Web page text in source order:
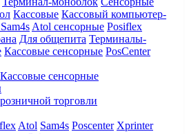
Кассовые Кассовый компьютер-
Atol сенсорные Posiflex
Для общепита Терминалы-
Кассовые сенсорные PosCenter
Кассовые сенсорные
торговли
Atol Sam4s Poscenter Xprinter